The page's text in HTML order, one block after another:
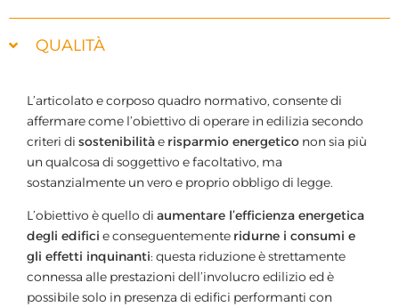
QUALITÀ
L’articolato e corposo quadro normativo, consente di
affermare come l’obiettivo di operare in edilizia secondo
criteri di sostenibilitàe risparmio energetico non sia più
un qualcosa di soggettivo e facoltativo, ma
sostanzialmente un vero e proprio obbligo di legge.
L’obiettivo è quello di aumentare l’efficienza energetica
degli edifici e conseguentemente ridurne i consumi e
gli effetti inquinanti: questa riduzione è strettamente
connessa alle prestazioni dell’involucro edilizio ed è
possibile solo in presenza di edifici performanti con